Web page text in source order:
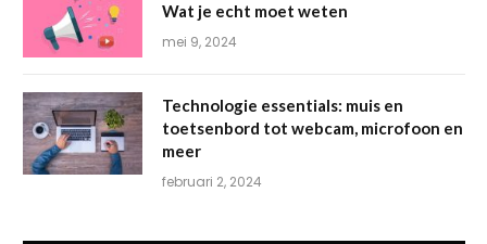
Wat je echt moet weten
mei 9, 2024
Technologie essentials: muis en
toetsenbord tot webcam, microfoon en
meer
februari 2, 2024